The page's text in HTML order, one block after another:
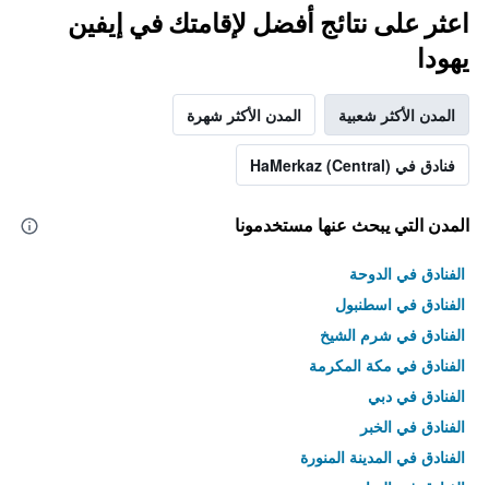
اعثر على نتائج أفضل لإقامتك في إيفين
يهودا
المدن الأكثر شعبية المدن الأكثر شهرة
فنادق في HaMerkaz (Central)
المدن التي يبحث عنها مستخدمونا
الفنادق في الدوحة
الفنادق في اسطنبول
الفنادق في شرم الشيخ
الفنادق في مكة المكرمة
الفنادق في دبي
الفنادق في الخبر
الفنادق في المدينة المنورة